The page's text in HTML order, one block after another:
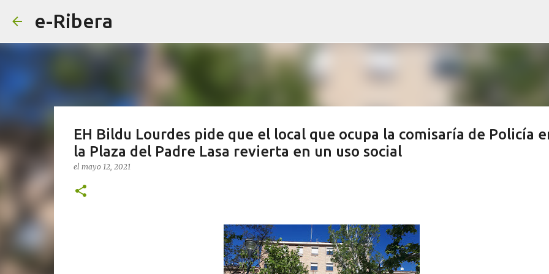
e-Ribera
EH Bildu Lourdes pide que el local que ocupa la comisaría de Policía
la Plaza del Padre Lasa revierta en un uso social
el mayo 12, 2021